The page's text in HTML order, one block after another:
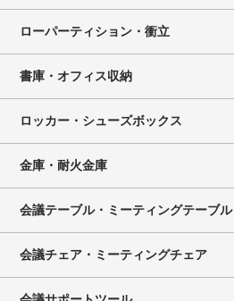
ローパーティション・衝立
書庫・オフィス収納
ロッカー・シューズボックス
金庫・耐火金庫
会議テーブル・ミーティングテーブル
会議チェア・ミーティングチェア